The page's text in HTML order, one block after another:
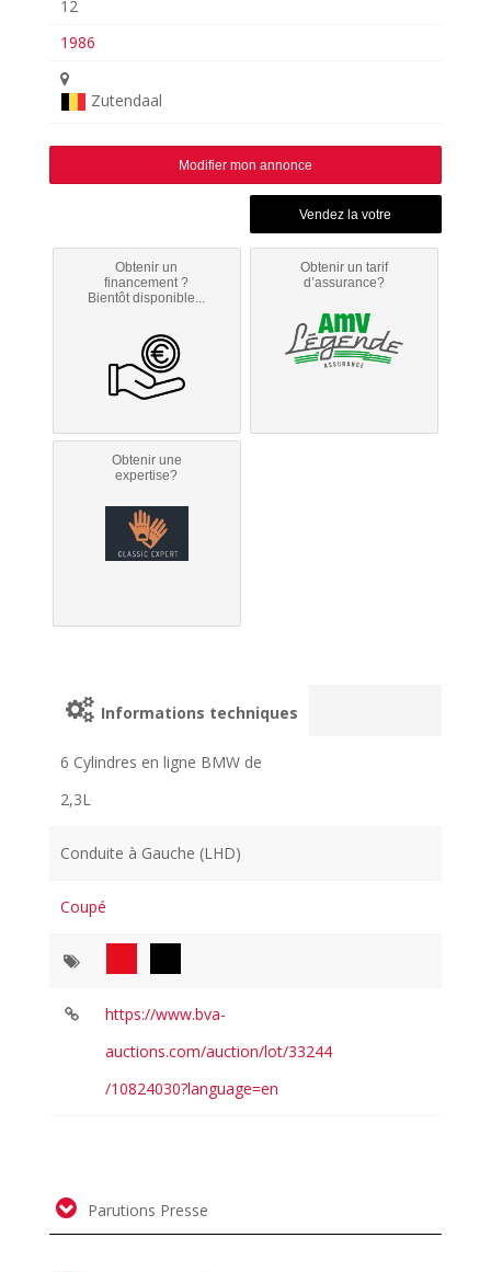
12
1986
Zutendaal
Modifier mon annonce
Obtenir un
financement ?
Bientôt disponible...
Obtenir un tarif
d’assurance?
Obtenir une
expertise?
Informations techniques
6 Cylindres en ligne BMW de
2,3L
Conduite à Gauche (LHD)
Coupé
https://www.bva-
auctions.com/auction/lot/33244
/10824030?language=en
Parutions Presse